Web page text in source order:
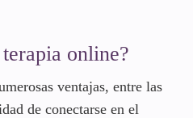
terapia online?
ventajas, entre las
de conectarse en el